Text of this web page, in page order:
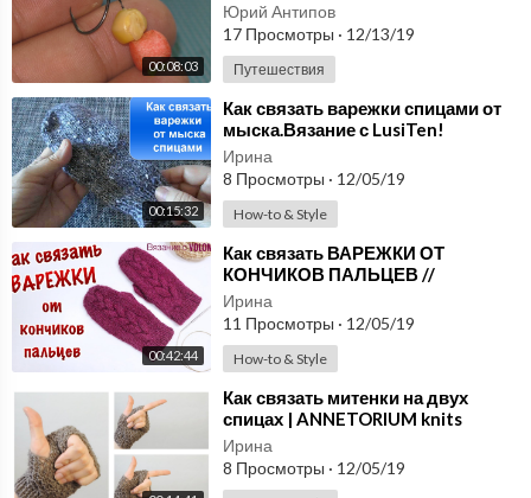
00:08:03
Юрий Антипов
17 Просмотры · 12/13/19
Путешествия
00:15:32
⁣Как связать варежки спицами от
мыска.Вязание с LusiTen!
Вязанные варяжки!
#ЛюдмилаТен
Ирина
8 Просмотры · 12/05/19
How-to & Style
00:42:44
⁣Как связать ВАРЕЖКИ ОТ
КОНЧИКОВ ПАЛЬЦЕВ //
ВАРЕЖКИ с косами // Вязание по
кругу // Подробный МК
Ирина
11 Просмотры · 12/05/19
How-to & Style
⁣Как связать митенки на двух
спицах | ANNETORIUM knits
Ирина
8 Просмотры · 12/05/19